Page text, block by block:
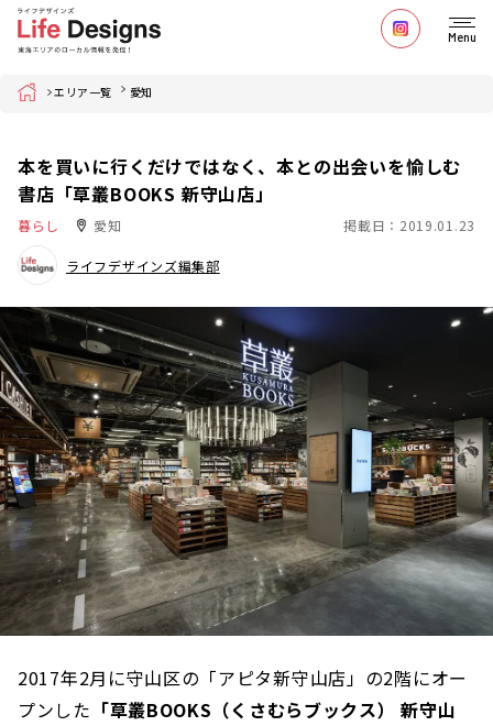
Menu
Home エリア一覧 愛知
本を買いに行くだけではなく、本との出会いを愉しむ
書店「草叢BOOKS 新守山店」
暮らし 愛知 掲載日：2019.01.23
ライフデザインズ編集部
2017年2月に守山区の「アピタ新守山店」の2階にオー
プンした 「草叢BOOKS（くさむらブックス） 新守山